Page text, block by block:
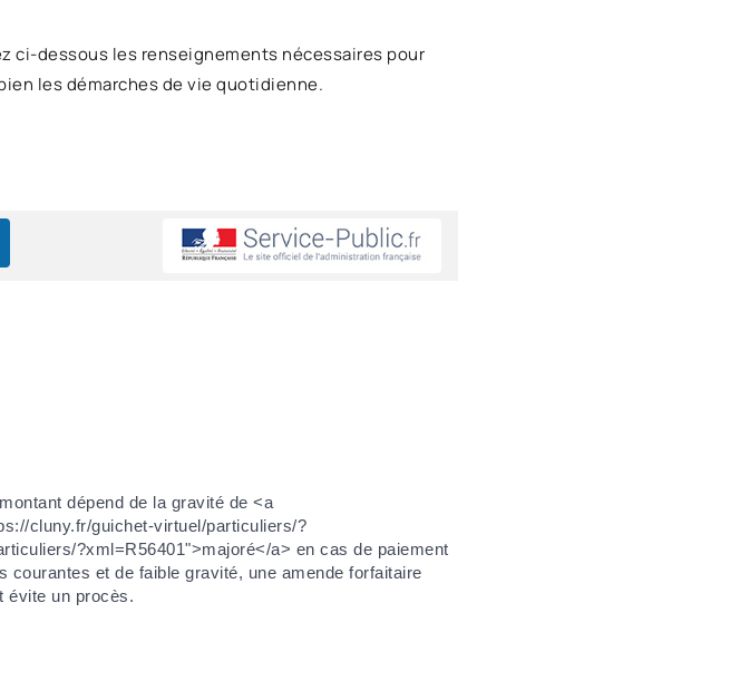
ci-dessous les renseignements nécessaires pour
les démarches de vie quotidienne.
dépend de la gravité de <a
cluny.fr/guichet-virtuel/particuliers/?
?xml=R56401">majoré</a> en cas de paiement
et de faible gravité, une amende forfaitaire
évite un procès.